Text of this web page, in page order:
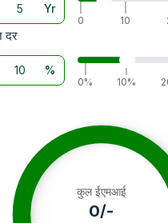
Yr
0
10
दर
%
0%
|
10%
कुल ईएमआई
0/-